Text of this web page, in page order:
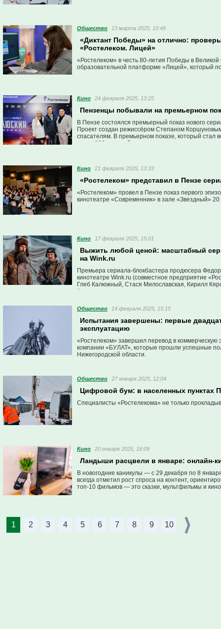
Общество 13 марта 2025, 10:49
«Диктант Победы» на отлично:
«Ростелеком. Лицей»
«Ростелеком» в честь 80-летия Победы в
образовательной платформе «Лицей», который
Кино 24 февраля 2025, 13:25
Пензенцы побывали на премьерном
В Пензе состоялся премьерный показ нового
Проект создан режиссёром Степаном
спасателям. В премьерном показе, который стал
около 200 жителей региона.
Кино 21 февраля 2025, 13:33
«Ростелеком» представил в Пензе
«Ростелеком» провел в Пензе показ первого
кинотеатре «Современник» в зале «Звездный»
Кино 17 февраля 2025, 15:01
Выжить любой ценой: масштабный
на Wink.ru
Премьера сериала-блокбастера продюсера
кинотеатре Wink.ru (совместное предприятие
Глеб Калюжный, Стася Милославская, Кирилл
Коршунов.
Общество 14 февраля 2025, 15:15
Испытания завершены: первые
эксплуатацию
«Ростелеком» завершил перевод в
компании «БУЛАТ», которые прошли успешные
Нижегородской области.
Общество 27 января 2025, 12:04
Цифровой бум: в населенных пунктах
Специалисты «Ростелекома» не только
Кино 20 января 2025, 16:09
Ландыши расцвели в январе: онлайн-
В новогодние каникулы — с 29 декабря по 8
всегда отметил рост спроса на контент,
топ-10 фильмов — это сказки, мультфильмы и
1 2 3 4 5 6 7 8 9 10